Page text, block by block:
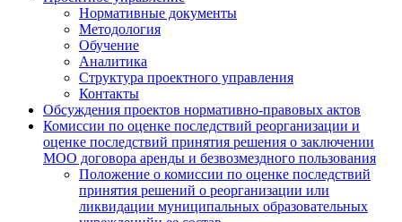
Нормативные документы
Методология
Обучение
Аналитика
Структура проектного управления
Контакты
Обсуждения проектов нормативно-правовых актов
Комиссии по оценке последствий реорганизации и
оценке последствий принятия решения о заключении
МОО договора аренды и безвозмездного пользования
Положение о комиссии по оценке последствий
принятия решений о реорганизации или
ликвидации муниципальных образовательных